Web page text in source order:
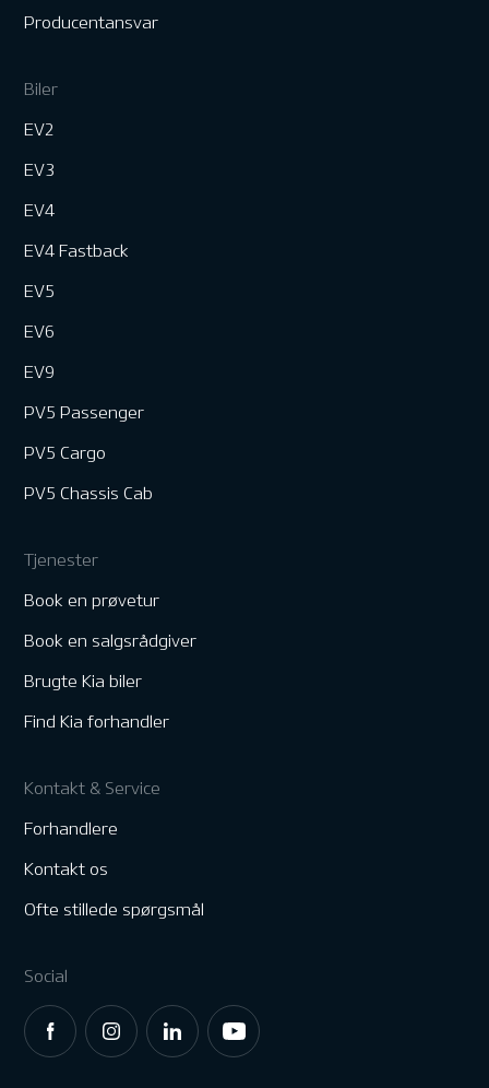
Producentansvar
Biler
EV2
EV3
EV4
EV4 Fastback
EV5
EV6
EV9
PV5 Passenger
PV5 Cargo
PV5 Chassis Cab
Tjenester
Book en prøvetur
Book en salgsrådgiver
Brugte Kia biler
Find Kia forhandler
Kontakt & Service
Forhandlere
Kontakt os
Ofte stillede spørgsmål
Social